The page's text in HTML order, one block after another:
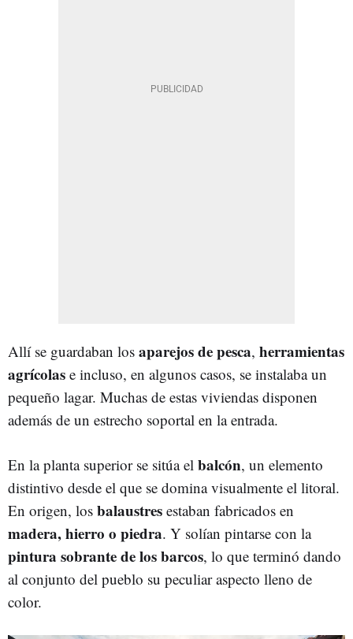
Allí se guardaban los aparejos de pesca, herramientas
agrícolas e incluso, en algunos casos, se instalaba un
pequeño lagar. Muchas de estas viviendas disponen
además de un estrecho soportal en la entrada.
En la planta superior se sitúa el balcón, un elemento
distintivo desde el que se domina visualmente el litoral.
En origen, los balaustres estaban fabricados en
madera, hierro o piedra. Y solían pintarse con la
pintura sobrante de los barcos, lo que terminó dando
al conjunto del pueblo su peculiar aspecto lleno de
color.